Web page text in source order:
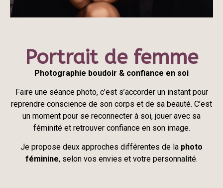
Portrait de femme
Photographie boudoir & confiance en soi
Faire une séance photo, c’est s’accorder un instant pour
reprendre conscience de son corps et de sa beauté. C’est
un moment pour se reconnecter à soi, jouer avec sa
féminité et retrouver confiance en son image.
Je propose deux approches différentes de la photo
féminine, selon vos envies et votre personnalité.